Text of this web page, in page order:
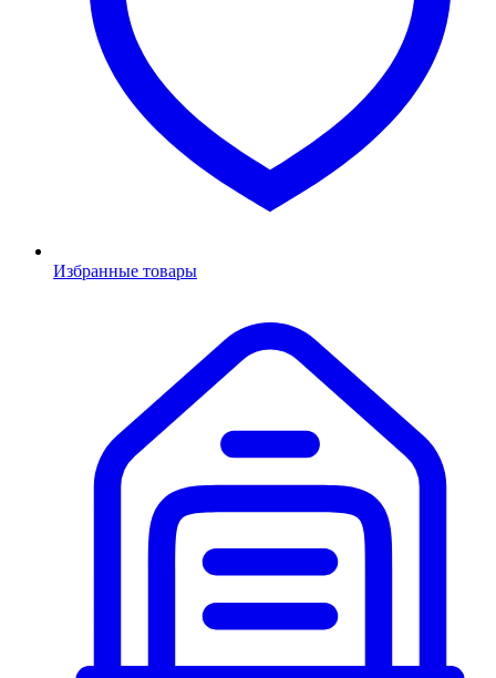
Избранные товары